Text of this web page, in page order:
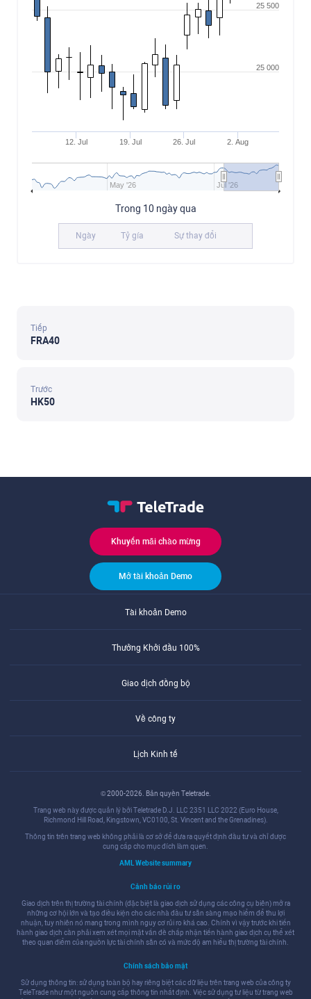
12. Jul 19. Jul 26. Jul 2. Aug
May '26 Jul '26
25 000
25 500
Trong 10 ngày qua
Ngày Tỷ gía Sự thay đổi
Tiếp
FRA40
Trước
HK50
Khuyến mãi chào mừng
Mở tài khoản Demo
Tài khoản Demo
Thưởng Khởi đầu 100%
Giao dịch đồng bộ
Về công ty
Lịch Kinh tế
© 2000-2026. Bản quyền Teletrade.
Trang web này được quản lý bởi Teletrade D.J. LLC 2351 LLC 2022 (Euro House,
Richmond Hill Road, Kingstown, VC0100, St. Vincent and the Grenadines).
Thông tin trên trang web không phải là cơ sở để đưa ra quyết định đầu tư và chỉ được
cung cấp cho mục đích làm quen.
AML Website summary
Cảnh báo rủi ro
Giao dịch trên thị trường tài chính (đặc biệt là giao dịch sử dụng các công cụ biên) mở ra
những cơ hội lớn và tạo điều kiện cho các nhà đầu tư sẵn sàng mạo hiểm để thu lợi
nhuận, tuy nhiên nó mang trong mình nguy cơ rủi ro khá cao. Chính vì vậy trước khi tiến
hành giao dịch cần phải xem xét mọi mặt vấn đề chấp nhận tiến hành giao dịch cụ thể xét
theo quan điểm của nguồn lực tài chính sẵn có và mức độ am hiểu thị trường tài chính.
Chính sách bảo mật
Sử dụng thông tin: sử dụng toàn bộ hay riêng biệt các dữ liệu trên trang web của công ty
TeleTrade như một nguồn cung cấp thông tin nhất định. Việc sử dụng tư liệu từ trang web